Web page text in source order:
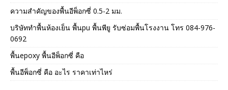
ความสำคัญของพื้นอีพ็อกซี่ 0.5-2 มม.
บริษัททำพื้นห้องเย็น พื้นpu พื้นพียู รับซ่อมพื้นโรงงาน โทร 084-976-
0692
พื้นepoxy พื้นอีพ็อกซี่ คือ
พื้นอีพ็อกซี่ คือ อะไร ราคาเท่าไหร่